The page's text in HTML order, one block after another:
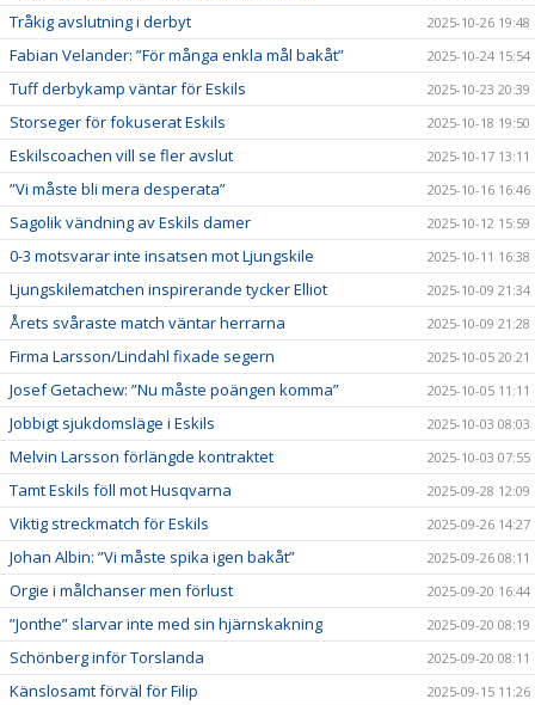
Tråkig avslutning i derbyt 2025-10-26 19:48
Fabian Velander: ”För många enkla mål bakåt” 2025-10-24 15:54
Tuff derbykamp väntar för Eskils 2025-10-23 20:39
Storseger för fokuserat Eskils 2025-10-18 19:50
Eskilscoachen vill se fler avslut 2025-10-17 13:11
”Vi måste bli mera desperata” 2025-10-16 16:46
Sagolik vändning av Eskils damer 2025-10-12 15:59
0-3 motsvarar inte insatsen mot Ljungskile 2025-10-11 16:38
Ljungskilematchen inspirerande tycker Elliot 2025-10-09 21:34
Årets svåraste match väntar herrarna 2025-10-09 21:28
Firma Larsson/Lindahl fixade segern 2025-10-05 20:21
Josef Getachew: ”Nu måste poängen komma” 2025-10-05 11:11
Jobbigt sjukdomsläge i Eskils 2025-10-03 08:03
Melvin Larsson förlängde kontraktet 2025-10-03 07:55
Tamt Eskils föll mot Husqvarna 2025-09-28 12:09
Viktig streckmatch för Eskils 2025-09-26 14:27
Johan Albin: ”Vi måste spika igen bakåt” 2025-09-26 08:11
Orgie i målchanser men förlust 2025-09-20 16:44
”Jonthe” slarvar inte med sin hjärnskakning 2025-09-20 08:19
Schönberg inför Torslanda 2025-09-20 08:11
Känslosamt förväl för Filip 2025-09-15 11:26